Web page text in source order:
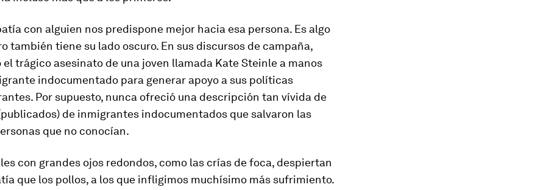
con alguien nos predispone mejor hacia esa persona. Es algo
también tiene su lado oscuro. En sus discursos de campaña,
el trágico asesinato de una joven llamada Kate Steinle a manos
indocumentado para generar apoyo a sus políticas
Por supuesto, nunca ofreció una descripción tan vívida de
de inmigrantes indocumentados que salvaron las
que no conocían.
con grandes ojos redondos, como las crías de foca, despiertan
que los pollos, a los que infligimos muchísimo más sufrimiento.